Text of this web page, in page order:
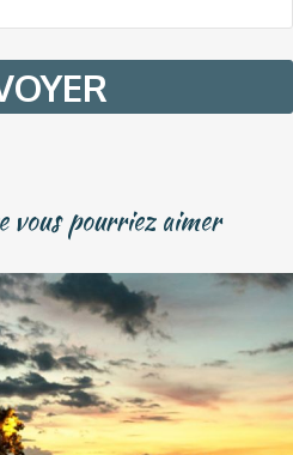
vous pourriez aimer